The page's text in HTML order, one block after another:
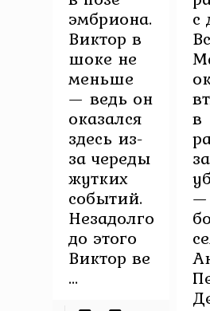
эмбриона.
Виктор в
шоке не
меньше
— ведь он
оказался
здесь из-
за череды
жутких
событий.
Незадолго
до этого
Виктор ве
...
с
в